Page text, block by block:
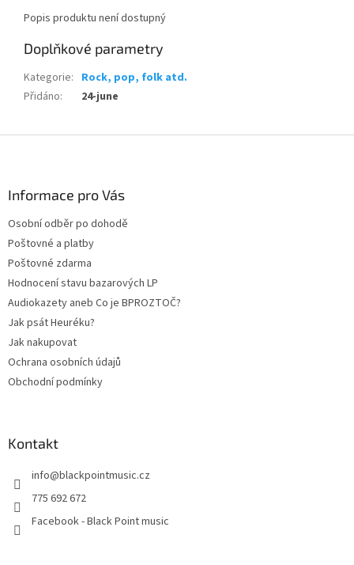
Popis produktu není dostupný
Doplňkové parametry
Kategorie: Rock, pop, folk atd.
Přidáno: 24-june
Informace pro Vás
Osobní odběr po dohodě
Poštovné a platby
Poštovné zdarma
Hodnocení stavu bazarových LP
Audiokazety aneb Co je BPROZTOČ?
Jak psát Heuréku?
Jak nakupovat
Ochrana osobních údajů
Obchodní podmínky
Kontakt
info@blackpointmusic.cz
775 692 672
Facebook - Black Point music